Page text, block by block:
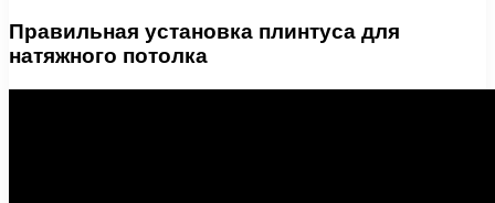
Правильная установка плинтуса для
натяжного потолка